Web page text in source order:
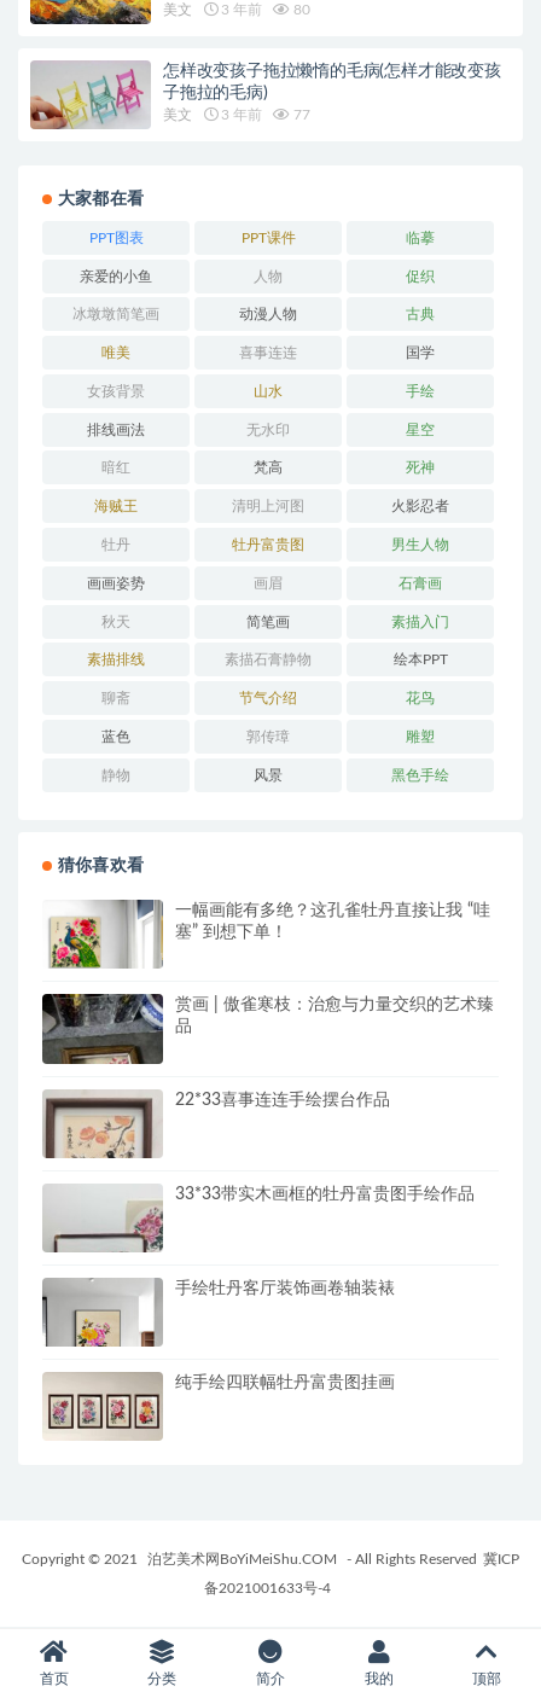
美文 3 年前 80
怎样改变孩子拖拉懒惰的毛病(怎样才能改变孩
子拖拉的毛病)
美文 3 年前 77
大家都在看
PPT图表 PPT课件 临摹
亲爱的小鱼 人物 促织
冰墩墩简笔画 动漫人物 古典
唯美 喜事连连 国学
女孩背景 山水 手绘
排线画法 无水印 星空
暗红 梵高 死神
海贼王 清明上河图 火影忍者
牡丹 牡丹富贵图 男生人物
画画姿势 画眉 石膏画
秋天 简笔画 素描入门
素描排线 素描石膏静物 绘本PPT
聊斋 节气介绍 花鸟
蓝色 郭传璋 雕塑
静物 风景 黑色手绘
猜你喜欢看
一幅画能有多绝？这孔雀牡丹直接让我 “哇
塞” 到想下单！
赏画 | 傲雀寒枝：治愈与力量交织的艺术臻
品
22*33喜事连连手绘摆台作品
33*33带实木画框的牡丹富贵图手绘作品
手绘牡丹客厅装饰画卷轴装裱
纯手绘四联幅牡丹富贵图挂画
Copyright © 2021 泊艺美术网BoYiMeiShu.COM - All Rights Reserved 冀ICP
备2021001633号-4
首页 分类 简介 我的 顶部